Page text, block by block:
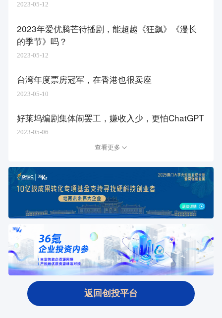
2023-05-12
2023年爱优腾芒待播剧，能超越《狂飙》《漫长
的季节》吗？
2023-05-12
台湾年度票房冠军，在香港也很卖座
2023-05-10
好莱坞编剧集体闹罢工，嫌收入少，更怕ChatGPT
2023-05-06
查看更多
返回创投平台